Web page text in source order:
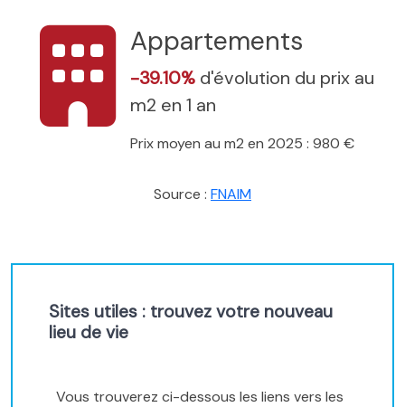
Appartements
-39.10% d'évolution du prix au
m2 en 1 an
Prix moyen au m2 en 2025 : 980 €
Source : FNAIM
Sites utiles : trouvez votre nouveau
lieu de vie
Vous trouverez ci-dessous les liens vers les